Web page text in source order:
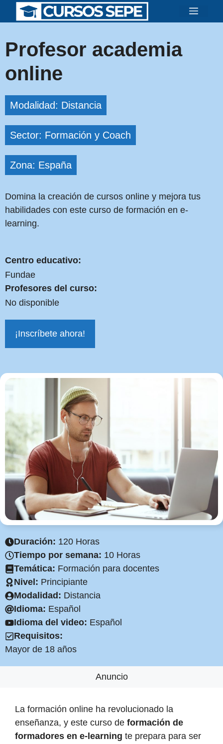
Saltar
Menú
Profesor academia
online
Modalidad: Distancia
Sector: Formación y Coach
Zona: España
Domina la creación de cursos online y mejora tus
habilidades con este curso de formación en e-
learning.
Centro educativo:
Fundae
Profesores del curso:
No disponible
¡Inscríbete ahora!
Duración: 120 Horas
Tiempo por semana: 10 Horas
Temática: Formación para docentes
Nivel: Principiante
Modalidad: Distancia
Idioma: Español
Idioma del video: Español
Requisitos:
Mayor de 18 años
Anuncio
La formación online ha revolucionado la
enseñanza, y este curso de formación de
formadores en e-learning te prepara para ser